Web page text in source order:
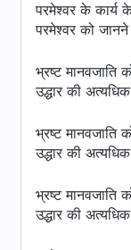
परमेश्वर के कार्य
परमेश्वर को जानने
भ्रष्ट मानवजाति
उद्धार की
भ्रष्ट मानवजाति
उद्धार की
भ्रष्ट मानवजाति
उद्धार की